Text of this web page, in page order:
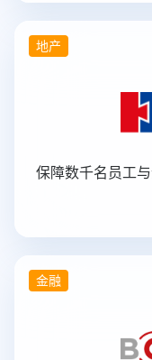
地产
保障数千名员工
金融